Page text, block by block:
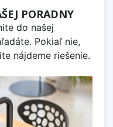
PORADNY
do našej
Pokiaľ nie,
nájdeme riešenie.